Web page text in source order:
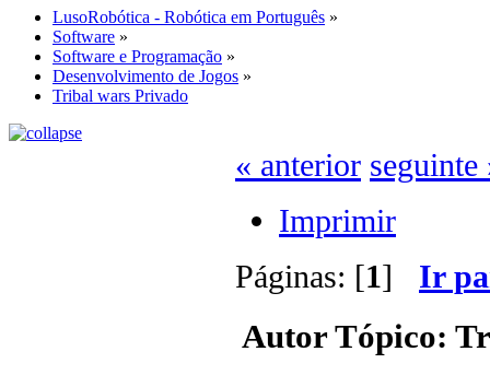
LusoRobótica - Robótica em Português »
Software »
Software e Programação »
Desenvolvimento de Jogos »
Tribal wars Privado
« anterior seguinte
Imprimir
Páginas: [1] Ir
AutorTópico: